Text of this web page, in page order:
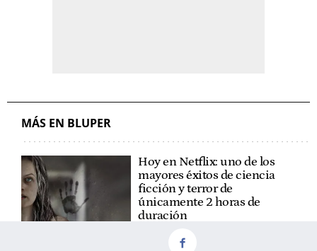
MÁS EN BLUPER
Hoy en Netflix: uno de los
mayores éxitos de ciencia
ficción y terror de
únicamente 2 horas de
duración
Hoy en Disney+: uno de los